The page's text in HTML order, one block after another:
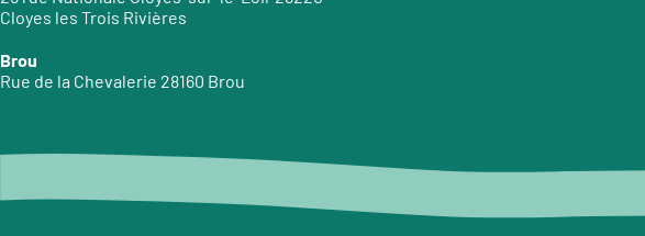
Cloyes les Trois Rivières
Brou
Rue de la Chevalerie 28160 Brou